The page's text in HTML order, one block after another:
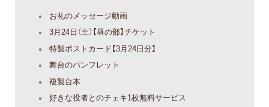
お礼のメッセージ動画
3月24日（土）【昼の部】チケット
特製ポストカード【3月24日分】
舞台のパンフレット
複製台本
好きな役者とのチェキ1枚無料サービス